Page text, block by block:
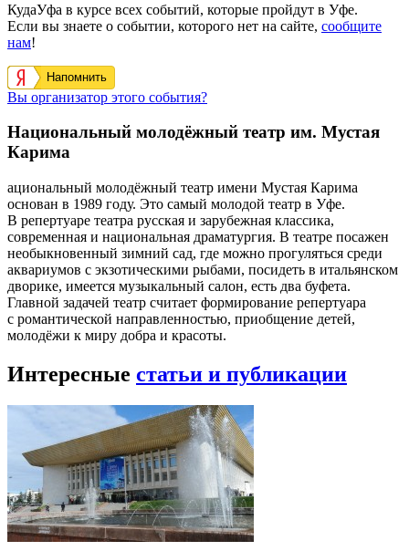
КудаУфа в курсе всех событий, которые пройдут в Уфе.
Если вы знаете о событии, которого нет на сайте, сообщите
нам!
Напомнить
Вы организатор этого события?
Национальный молодёжный театр им. Мустая
Карима
ациональный молодёжный театр имени Мустая Карима
основан в 1989 году. Это самый молодой театр в Уфе.
В репертуаре театра русская и зарубежная классика,
современная и национальная драматургия. В театре посажен
необыкновенный зимний сад, где можно прогуляться среди
аквариумов с экзотическими рыбами, посидеть в итальянском
дворике, имеется музыкальный салон, есть два буфета.
Главной задачей театр считает формирование репертуара
с романтической направленностью, приобщение детей,
молодёжи к миру добра и красоты.
Интересные статьи и публикации